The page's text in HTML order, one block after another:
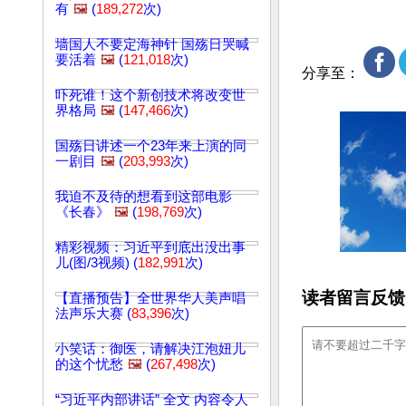
有 🖼️ (189,272次)
墙国人不要定海神针 国殇日哭喊
要活着 🖼️ (121,018次)
吓死谁！这个新创技术将改变世
界格局 🖼️ (147,466次)
国殇日讲述一个23年来上演的同
一剧目 🖼️ (203,993次)
我迫不及待的想看到这部电影
《长春》
🖼️ (198,769次)
精彩视频：习近平到底出没出事
儿(图/3视频) (182,991次)
【直播预告】全世界华人美声唱
法声乐大赛 (83,396次)
小笑话：御医，请解决江泡妞儿
的这个忧愁 🖼️ (267,498次)
“习近平内部讲话” 全文 内容令人
分享至：
读者留言反